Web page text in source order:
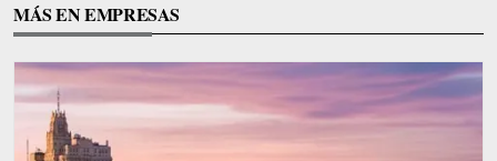
MÁS EN EMPRESAS